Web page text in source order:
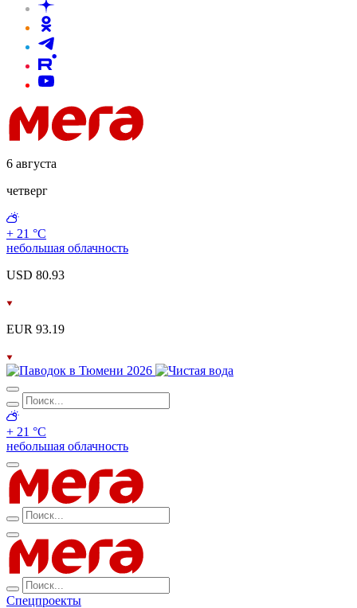
6 августа
четверг
+ 21 °С
небольшая облачность
USD 80.93
EUR 93.19
+ 21 °С
небольшая облачность
Спецпроекты